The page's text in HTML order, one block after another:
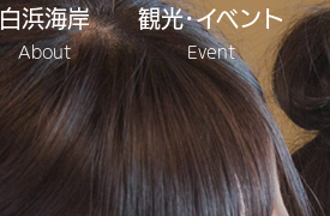
白浜海岸
About
観光･イベント
Event